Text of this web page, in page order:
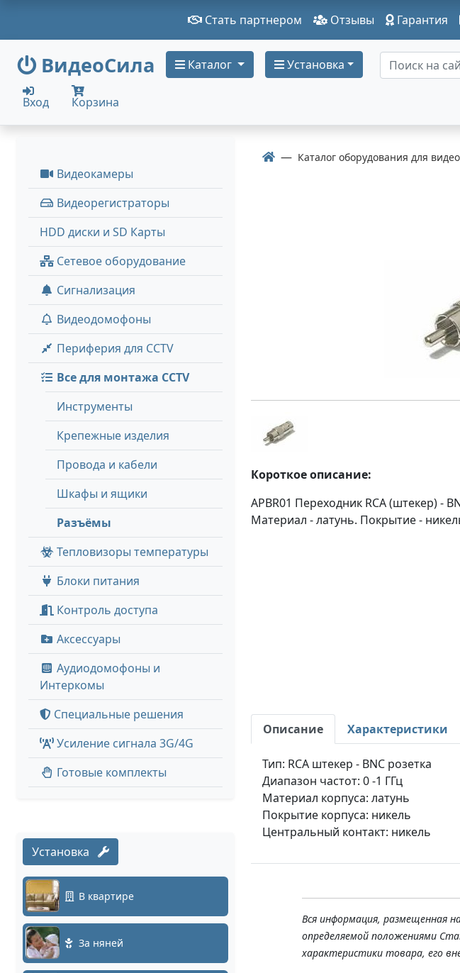
Стать партнером Отзывы Гарантия
ВидеоСила Каталог Установка
Вход Корзина
Видеокамеры
Видеорегистраторы
HDD диски и SD Карты
Сетевое оборудование
Сигнализация
Видеодомофоны
Периферия для CCTV
Все для монтажа CCTV
Инструменты
Крепежные изделия
Провода и кабели
Шкафы и ящики
Разъёмы
Тепловизоры температуры
Блоки питания
Контроль доступа
Аксессуары
Аудиодомофоны и
Интеркомы
Специальные решения
Усиление сигнала 3G/4G
Готовые комплекты
Установка
В квартире
За няней
Каталог оборудования для
Короткое описание:
APBR01 Переходник RCA (штекер) -
Материал - латунь. Покрытие -
Описание Характеристики
Тип: RCA штекер - BNC розетка
Диапазон частот: 0 -1 ГГц
Материал корпуса: латунь
Покрытие корпуса: никель
Центральный контакт: никель
Вся информация, размещенная
определяемой положениями
характеристики товара, его